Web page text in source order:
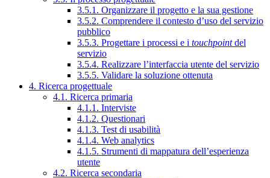
3.5.1. Organizzare il progetto e la sua gestione
3.5.2. Comprendere il contesto d’uso del servizio
pubblico
3.5.3. Progettare i processi e i touchpointdel
servizio
3.5.4. Realizzare l’interfaccia utente del servizio
3.5.5. Validare la soluzione ottenuta
4. Ricerca progettuale
4.1. Ricerca primaria
4.1.1. Interviste
4.1.2. Questionari
4.1.3. Test di usabilità
4.1.4. Web analytics
4.1.5. Strumenti di mappatura dell’esperienza
utente
4.2. Ricerca secondaria